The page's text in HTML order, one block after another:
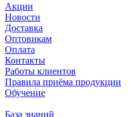
Акции
Новости
Доставка
Оптовикам
Оплата
Контакты
Работы клиентов
Правила приёма продукции
Обучение
База знаний